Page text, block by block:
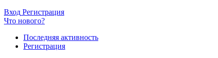
Вход Регистрация
Что нового?
Последняя активность
Регистрация